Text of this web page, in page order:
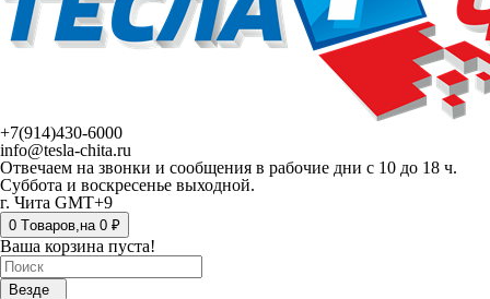
+7(914)430-6000
info@tesla-chita.ru
Отвечаем на звонки и сообщения в рабочие дни с 10 до 18 ч.
Суббота и воскресенье выходной.
г. Чита GMT+9
0 Tоваров,на 0 ₽
Ваша корзина пуста!
Везде